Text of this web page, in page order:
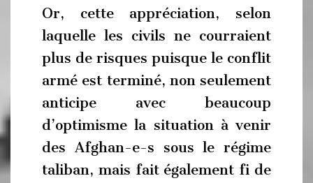
Or, cette appréciation, selon
laquelle les civils ne courraient
plus de risques puisque le conflit
armé est terminé, non seulement
anticipe avec beaucoup
d’optimisme la situation à venir
des Afghan-e-s sous le régime
taliban, mais fait également fi de